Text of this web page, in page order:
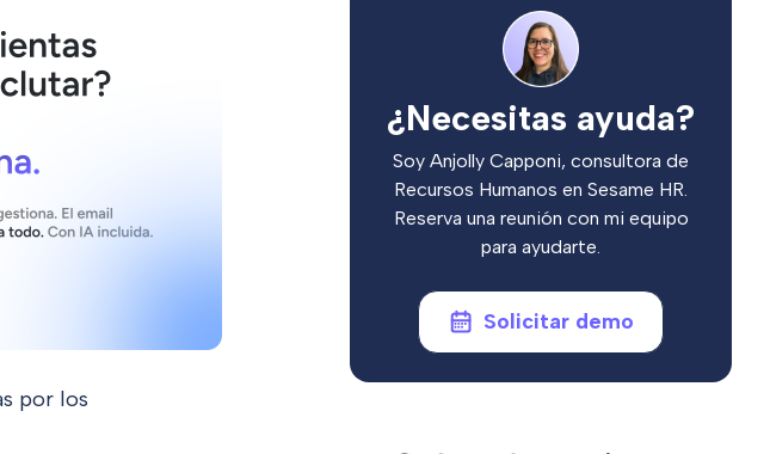
por los
¿Necesitas ayuda?
Soy Anjolly Capponi, consultora de
Recursos Humanos en Sesame HR.
Reserva una reunión con mi equipo
para ayudarte.
Solicitar demo